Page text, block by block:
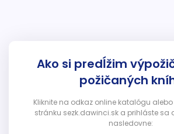
Ako si predĺžim
požičaných
Kliknite na odkaz online katalógu
stránku sezk.dawinci.sk a prihláste sa
nasledovne: